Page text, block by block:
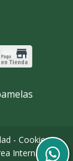
- Cookies-
Interna